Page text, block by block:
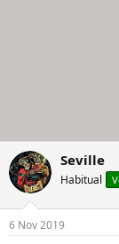
Seville
Habitual
6 Nov 2019